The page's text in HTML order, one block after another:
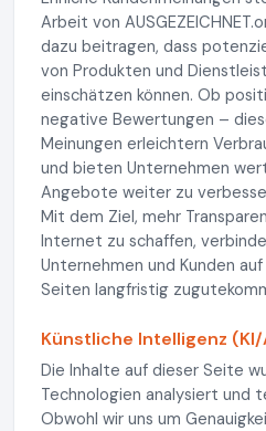
Arbeit von
dazu beitragen, dass
von Produkten und
einschätzen können. Ob
negative Bewertungen –
Meinungen erleichtern
und bieten Unternehmen
Angebote weiter zu
Mit dem Ziel, mehr
Internet zu schaffen,
Unternehmen und Kunden
Seiten langfristig
Künstliche Intelligenz (KI/
Die Inhalte auf dieser Seite
Technologien analysiert und
Obwohl wir uns um